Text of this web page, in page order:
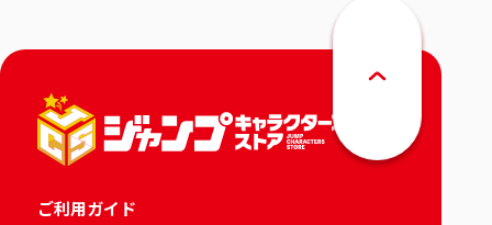
ご利用ガイド